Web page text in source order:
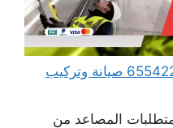
صيانة مصاعد في الكويت 65542233 صيانة وتركيب
المصاعد من